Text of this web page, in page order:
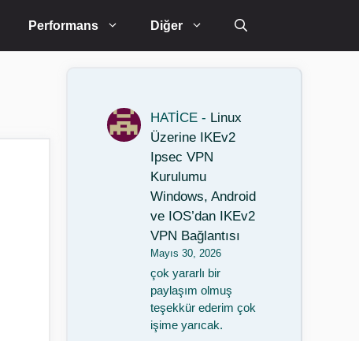
Performans Diğer
HATİCE - Linux
Üzerine IKEv2
Ipsec VPN
Kurulumu
Windows, Android
ve IOS’dan IKEv2
VPN Bağlantısı
Mayıs 30, 2026
çok yararlı bir
paylaşım olmuş
teşekkür ederim çok
işime yarıcak.